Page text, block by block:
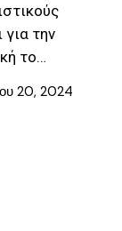
την
το…
20, 2024